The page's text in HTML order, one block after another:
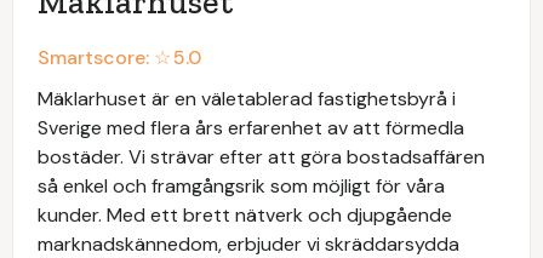
Smartscore: ☆5.0
Mäklarhuset är en väletablerad fastighetsbyrå i
Sverige med flera års erfarenhet av att förmedla
bostäder. Vi strävar efter att göra bostadsaffären
så enkel och framgångsrik som möjligt för våra
kunder. Med ett brett nätverk och djupgående
marknadskännedom, erbjuder vi skräddarsydda